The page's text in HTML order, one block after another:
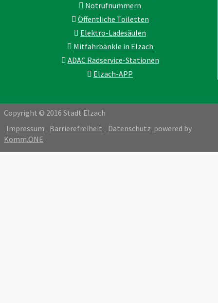
Notrufnummern
Öffentliche Toiletten
Elektro-Ladesäulen
Mitfahrbänkle in Elzach
ADAC Radservice-Stationen
Elzach-APP
Copyright © 2016 Stadt Elzach
Impressum
Barrierefreiheit Datenschutz powered by
Komm.ONE